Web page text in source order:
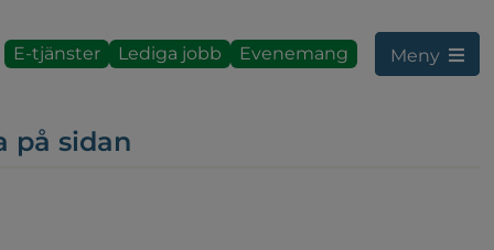
E-tjänster Lediga jobb Evenemang Meny
på sidan